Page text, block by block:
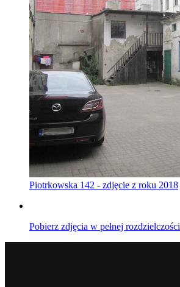
Piotrkowska 142 - zdjęcie z roku 2018
Pobierz zdjęcia w pełnej rozdzielczości